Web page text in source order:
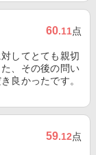
60.11点
してとても親切
、その後の問い
良かったです。
59.12点